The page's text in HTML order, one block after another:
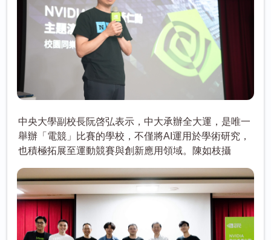
中央大學副校長阮啓弘表示，中大承辦全大運，是唯一
舉辦「電競」比賽的學校，不僅將AI運用於學術研究，
也積極拓展至運動競賽與創新應用領域。陳如枝攝